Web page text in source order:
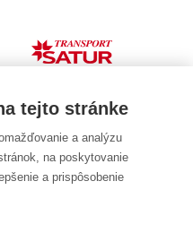
tejto stránke
a analýzu
na poskytovanie
a prispôsobenie